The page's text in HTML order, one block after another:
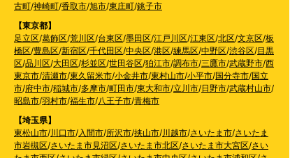
古町/神崎町/香取市/旭市/東庄町/銚子市
【東京都】
足立区/葛飾区/荒川区/台東区/墨田区/江戸川区/江東区/北区/文京区/板
橋区/豊島区/新宿区/千代田区/中央区/港区/練馬区/中野区/渋谷区/目黒
区/品川区/大田区/杉並区/世田谷区/狛江市/調布市/三鷹市/武蔵野市/西
東京市/清瀬市/東久留米市/小金井市/東村山市/小平市/国分寺市/国立
市/府中市/稲城市/多摩市/町田市/東大和市/立川市/日野市/武蔵村山市/
昭島市/羽村市/福生市/八王子市/青梅市
【埼玉県】
東松山市/川口市/入間市/所沢市/挟山市/川越市/さいたま市/さいたま
市岩槻区/さいたま市見沼区/さいたま市北区/さいたま市大宮区/さい